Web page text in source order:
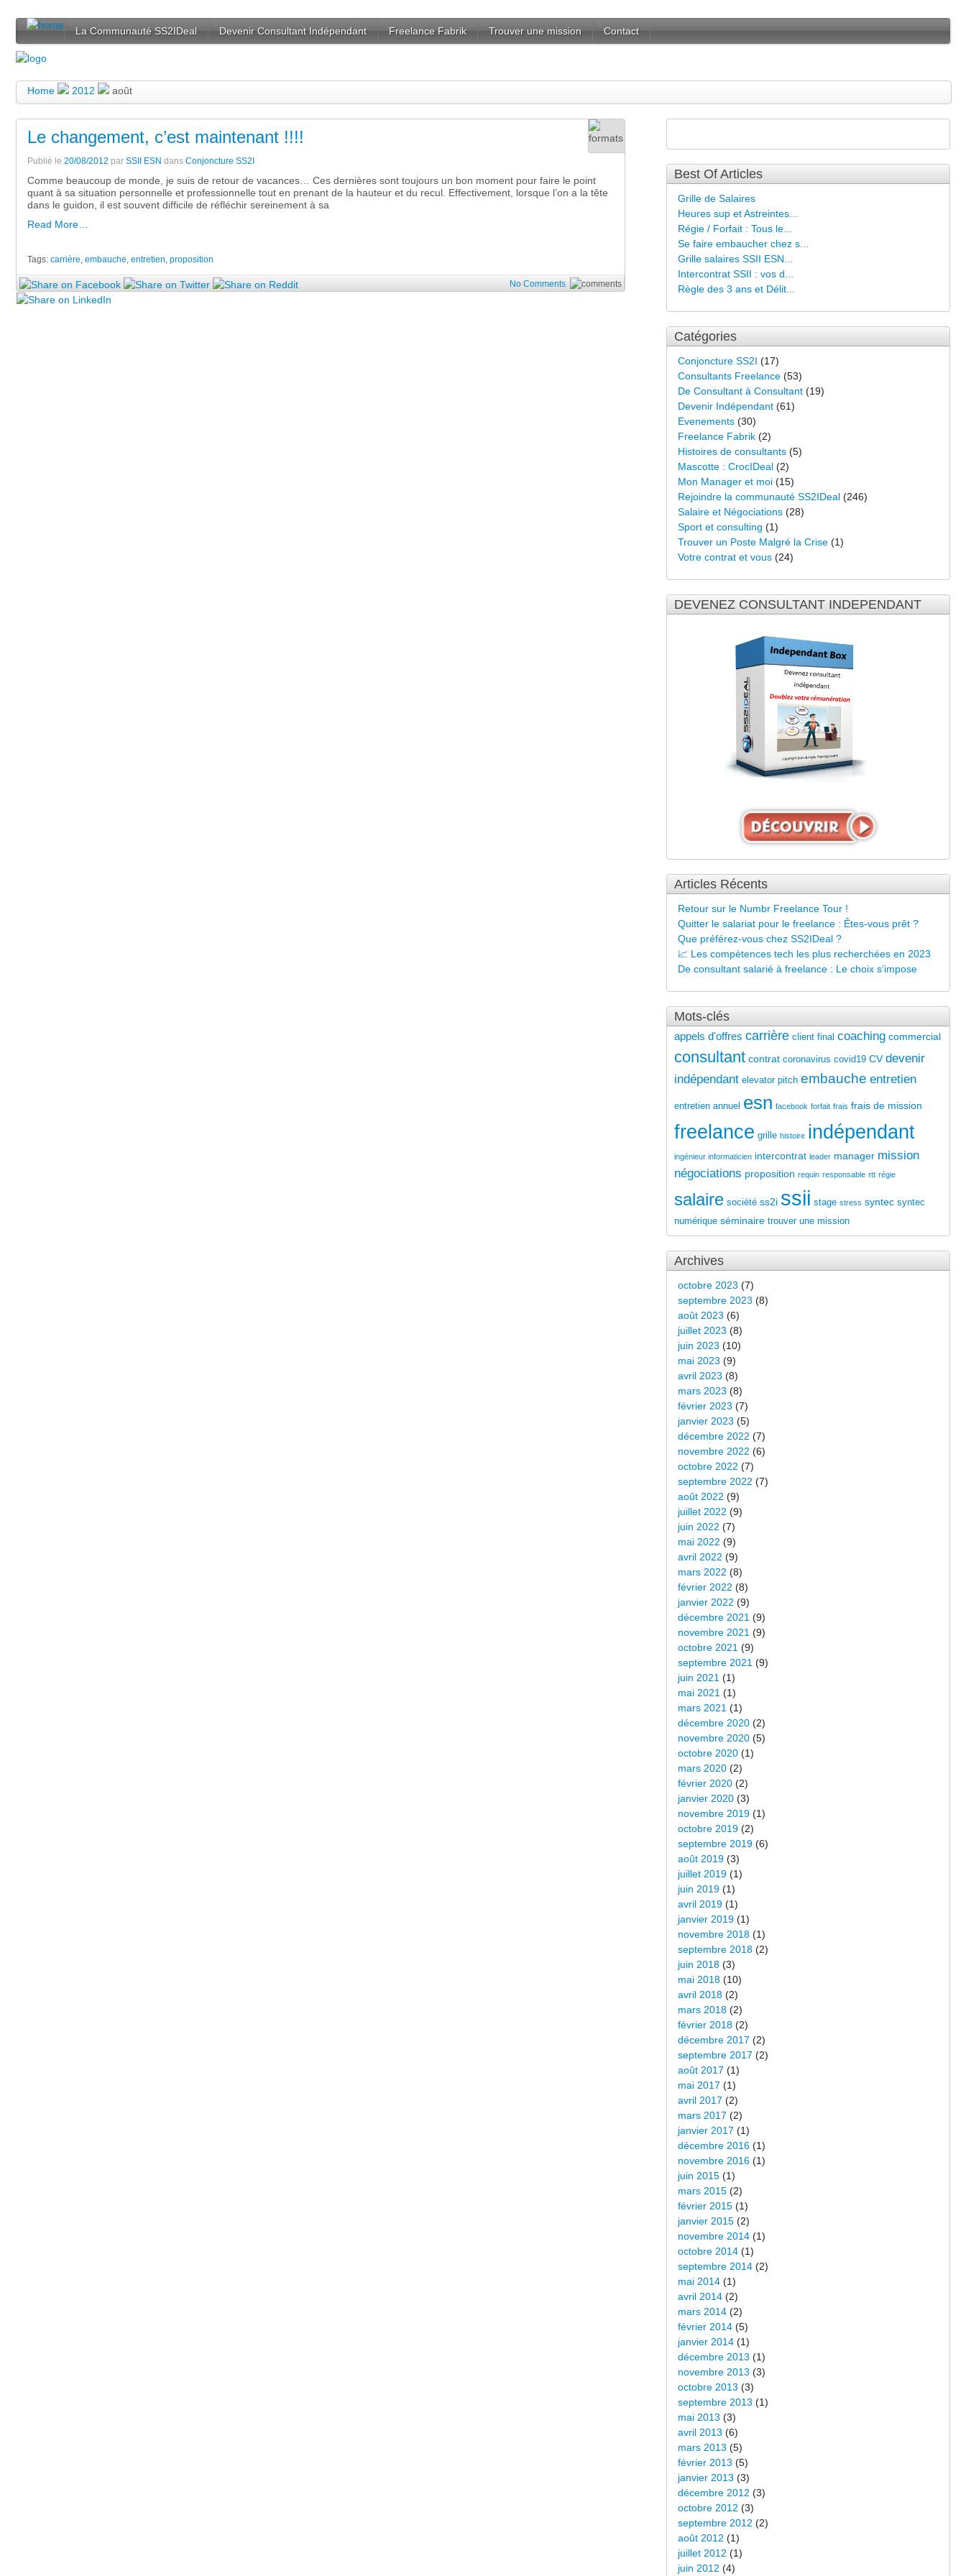
La Communauté SS2IDeal Devenir Consultant Indépendant Freelance Fabrik Trouver une mission Contact
Home 2012 août
Le changement, c’est maintenant !!!!
Publié le 20/08/2012 par SSII ESN dans Conjoncture SS2I
Comme beaucoup de monde, je suis de retour de vacances… Ces dernières sont toujours un bon moment pour faire le point
quant à sa situation personnelle et professionnelle tout en prenant de la hauteur et du recul. Effectivement, lorsque l’on a la tête
dans le guidon, il est souvent difficile de réfléchir sereinement à sa
Read More…
Tags: carrière, embauche, entretien, proposition
No Comments
Best Of Articles
Grille de Salaires
Heures sup et Astreintes...
Régie / Forfait : Tous le...
Se faire embaucher chez s...
Grille salaires SSII ESN...
Intercontrat SSII : vos d...
Règle des 3 ans et Délit...
Catégories
Conjoncture SS2I (17)
Consultants Freelance (53)
De Consultant à Consultant (19)
Devenir Indépendant (61)
Evenements (30)
Freelance Fabrik (2)
Histoires de consultants (5)
Mascotte : CrocIDeal (2)
Mon Manager et moi (15)
Rejoindre la communauté SS2IDeal (246)
Salaire et Négociations (28)
Sport et consulting (1)
Trouver un Poste Malgré la Crise (1)
Votre contrat et vous (24)
DEVENEZ CONSULTANT INDEPENDANT
Articles Récents
Retour sur le Numbr Freelance Tour !
Quitter le salariat pour le freelance : Êtes-vous prêt ?
Que préférez-vous chez SS2IDeal ?
📈 Les compétences tech les plus recherchées en 2023
De consultant salarié à freelance : Le choix s’impose
Mots-clés
appels d'offres carrière client final coaching commercial
consultant contrat coronavirus covid19 CV devenir
indépendant elevator pitch embauche entretien
entretien annuel esn facebook forfait frais frais de mission
freelance grille histoire indépendant
ingénieur informaticien intercontrat leader manager mission
négociations proposition requin responsable rtt régie
salaire société ss2i ssii stage stress syntec syntec
numérique séminaire trouver une mission
Archives
octobre 2023 (7)
septembre 2023 (8)
août 2023 (6)
juillet 2023 (8)
juin 2023 (10)
mai 2023 (9)
avril 2023 (8)
mars 2023 (8)
février 2023 (7)
janvier 2023 (5)
décembre 2022 (7)
novembre 2022 (6)
octobre 2022 (7)
septembre 2022 (7)
août 2022 (9)
juillet 2022 (9)
juin 2022 (7)
mai 2022 (9)
avril 2022 (9)
mars 2022 (8)
février 2022 (8)
janvier 2022 (9)
décembre 2021 (9)
novembre 2021 (9)
octobre 2021 (9)
septembre 2021 (9)
juin 2021 (1)
mai 2021 (1)
mars 2021 (1)
décembre 2020 (2)
novembre 2020 (5)
octobre 2020 (1)
mars 2020 (2)
février 2020 (2)
janvier 2020 (3)
novembre 2019 (1)
octobre 2019 (2)
septembre 2019 (6)
août 2019 (3)
juillet 2019 (1)
juin 2019 (1)
avril 2019 (1)
janvier 2019 (1)
novembre 2018 (1)
septembre 2018 (2)
juin 2018 (3)
mai 2018 (10)
avril 2018 (2)
mars 2018 (2)
février 2018 (2)
décembre 2017 (2)
septembre 2017 (2)
août 2017 (1)
mai 2017 (1)
avril 2017 (2)
mars 2017 (2)
janvier 2017 (1)
décembre 2016 (1)
novembre 2016 (1)
juin 2015 (1)
mars 2015 (2)
février 2015 (1)
janvier 2015 (2)
novembre 2014 (1)
octobre 2014 (1)
septembre 2014 (2)
mai 2014 (1)
avril 2014 (2)
mars 2014 (2)
février 2014 (5)
janvier 2014 (1)
décembre 2013 (1)
novembre 2013 (3)
octobre 2013 (3)
septembre 2013 (1)
mai 2013 (3)
avril 2013 (6)
mars 2013 (5)
février 2013 (5)
janvier 2013 (3)
décembre 2012 (3)
octobre 2012 (3)
septembre 2012 (2)
août 2012 (1)
juillet 2012 (1)
juin 2012 (4)